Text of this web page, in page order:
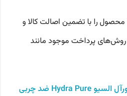
را با تضمین اصالت کالا و
روش‌های پرداخت موجود مانند
مشاهده و خرید شامپو لورآل السیو Hydra Pure ضد چربی